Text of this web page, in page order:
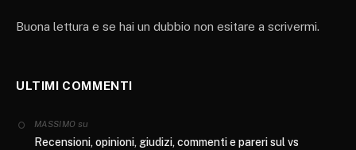
Buona lettura e se hai un dubbio non esitare a scrivermi.
ULTIMI COMMENTI
MASSIMO su
Recensioni, opinioni, giudizi, commenti e pareri sul vs